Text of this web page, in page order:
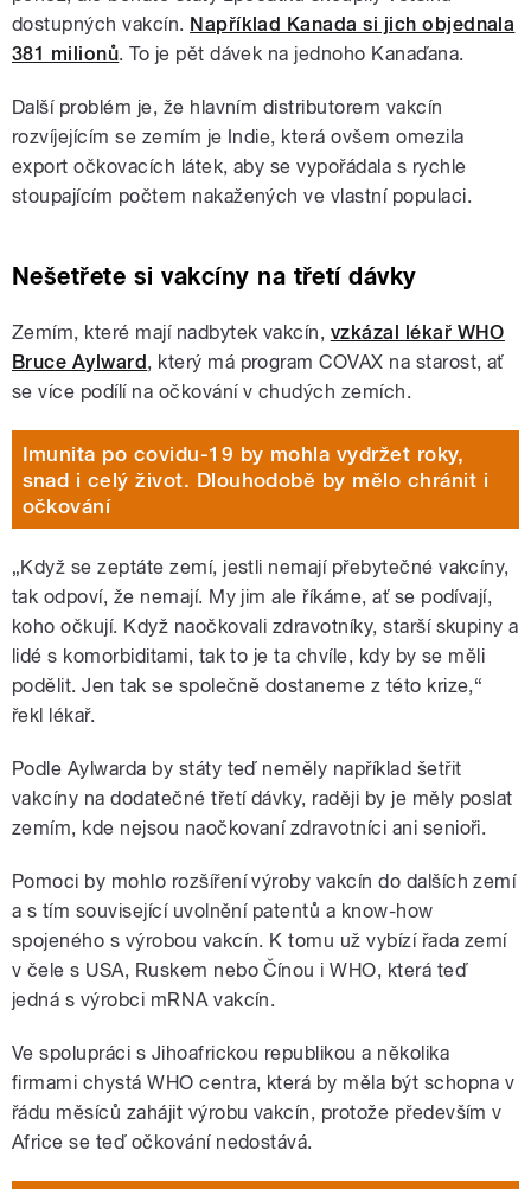
dostupných vakcín. Například Kanada si jich objednala
381 milionů. To je pět dávek na jednoho Kanaďana.
Další problém je, že hlavním distributorem vakcín
rozvíjejícím se zemím je Indie, která ovšem omezila
export očkovacích látek, aby se vypořádala s rychle
stoupajícím počtem nakažených ve vlastní populaci.
Nešetřete si vakcíny na třetí dávky
Zemím, které mají nadbytek vakcín, vzkázal lékař WHO
Bruce Aylward , který má program COVAX na starost, ať
se více podílí na očkování v chudých zemích.
Imunita po covidu-19 by mohla vydržet roky,
snad i celý život. Dlouhodobě by mělo chránit i
očkování
„Když se zeptáte zemí, jestli nemají přebytečné vakcíny,
tak odpoví, že nemají. My jim ale říkáme, ať se podívají,
koho očkují. Když naočkovali zdravotníky, starší skupiny a
lidé s komorbiditami, tak to je ta chvíle, kdy by se měli
podělit. Jen tak se společně dostaneme z této krize,“
řekl lékař.
Podle Aylwarda by státy teď neměly například šetřit
vakcíny na dodatečné třetí dávky, raději by je měly poslat
zemím, kde nejsou naočkovaní zdravotníci ani senioři.
Pomoci by mohlo rozšíření výroby vakcín do dalších zemí
a s tím související uvolnění patentů a know-how
spojeného s výrobou vakcín. K tomu už vybízí řada zemí
v čele s USA, Ruskem nebo Čínou i WHO, která teď
jedná s výrobci mRNA vakcín.
Ve spolupráci s Jihoafrickou republikou a několika
firmami chystá WHO centra, která by měla být schopna v
řádu měsíců zahájit výrobu vakcín, protože především v
Africe se teď očkování nedostává.